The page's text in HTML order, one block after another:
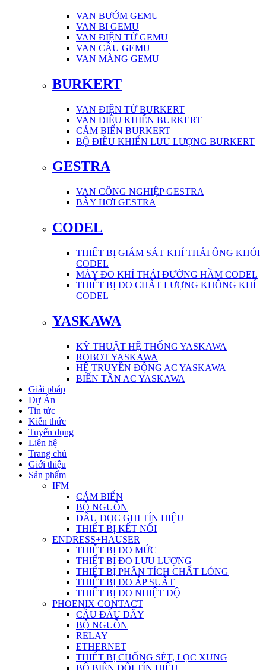
VAN BƯỚM GEMU
VAN BI GEMU
VAN ĐIỆN TỪ GEMU
VAN CẦU GEMU
VAN MÀNG GEMU
BURKERT
VAN ĐIỆN TỪ BURKERT
VAN ĐIỀU KHIỂN BURKERT
CẢM BIẾN BURKERT
BỘ ĐIỀU KHIỂN LƯU LƯỢNG BURKERT
GESTRA
VAN CÔNG NGHIỆP GESTRA
BẪY HƠI GESTRA
CODEL
THIẾT BỊ GIÁM SÁT KHÍ THẢI ỐNG KHÓI
CODEL
MÁY ĐO KHÍ THẢI ĐƯỜNG HẦM CODEL
THIẾT BỊ ĐO CHẤT LƯỢNG KHÔNG KHÍ
CODEL
YASKAWA
KỸ THUẬT HỆ THỐNG YASKAWA
ROBOT YASKAWA
HỆ TRUYỀN ĐỘNG AC YASKAWA
BIẾN TẦN AC YASKAWA
Giải pháp
Dự Án
Tin tức
Kiến thức
Tuyển dụng
Liên hệ
Trang chủ
Giới thiệu
Sản phẩm
IFM
CẢM BIẾN
BỘ NGUỒN
ĐẦU ĐỌC GHI TÍN HIỆU
THIẾT BỊ KẾT NỐI
ENDRESS+HAUSER
THIẾT BỊ ĐO MỨC
THIẾT BỊ ĐO LƯU LƯỢNG
THIẾT BỊ PHÂN TÍCH CHẤT LỎNG
THIẾT BỊ ĐO ÁP SUẤT
THIẾT BỊ ĐO NHIỆT ĐỘ
PHOENIX CONTACT
CẦU ĐẤU DÂY
BỘ NGUỒN
RELAY
ETHERNET
THIẾT BỊ CHỐNG SÉT, LỌC XUNG
BỘ BIẾN ĐỔI TÍN HIỆU